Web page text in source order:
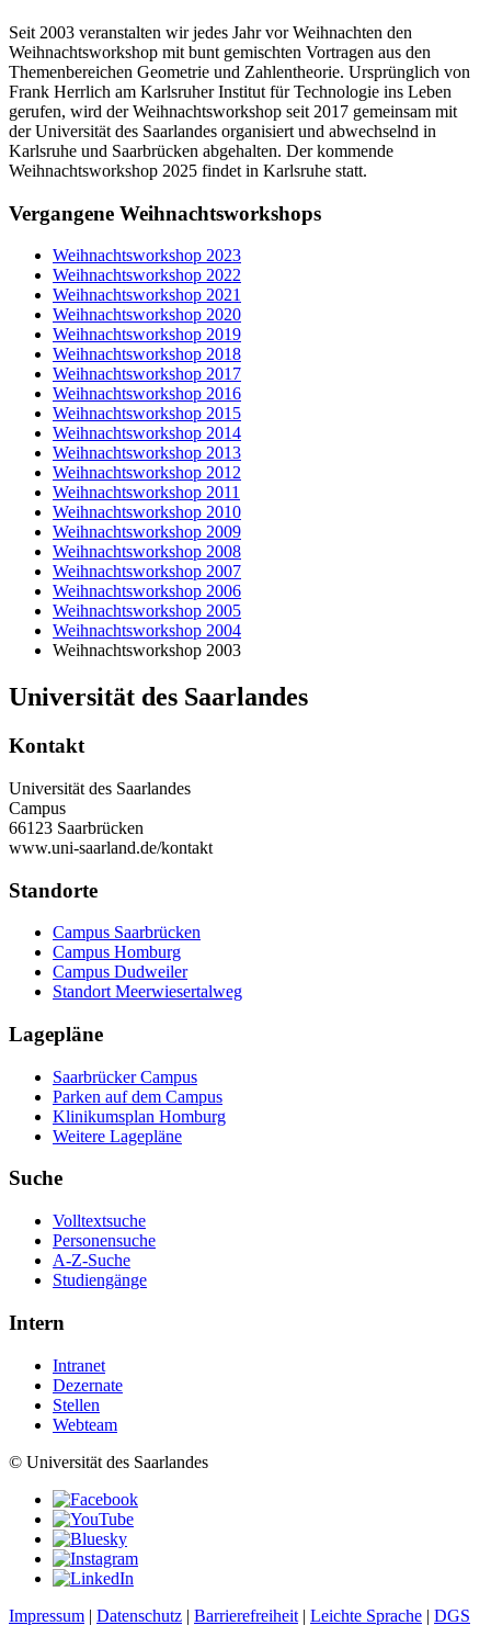
Seit 2003 veranstalten wir jedes Jahr vor Weihnachten den
Weihnachtsworkshop mit bunt gemischten Vortragen aus den
Themenbereichen Geometrie und Zahlentheorie. Ursprünglich von
Frank Herrlich am Karlsruher Institut für Technologie ins Leben
gerufen, wird der Weihnachtsworkshop seit 2017 gemeinsam mit
der Universität des Saarlandes organisiert und abwechselnd in
Karlsruhe und Saarbrücken abgehalten. Der kommende
Weihnachtsworkshop 2025 findet in Karlsruhe statt.
Vergangene Weihnachtsworkshops
Weihnachtsworkshop 2023
Weihnachtsworkshop 2022
Weihnachtsworkshop 2021
Weihnachtsworkshop 2020
Weihnachtsworkshop 2019
Weihnachtsworkshop 2018
Weihnachtsworkshop 2017
Weihnachtsworkshop 2016
Weihnachtsworkshop 2015
Weihnachtsworkshop 2014
Weihnachtsworkshop 2013
Weihnachtsworkshop 2012
Weihnachtsworkshop 2011
Weihnachtsworkshop 2010
Weihnachtsworkshop 2009
Weihnachtsworkshop 2008
Weihnachtsworkshop 2007
Weihnachtsworkshop 2006
Weihnachtsworkshop 2005
Weihnachtsworkshop 2004
Weihnachtsworkshop 2003
Universität des Saarlandes
Kontakt
Universität des Saarlandes
Campus
66123 Saarbrücken
www.uni-saarland.de/kontakt
Standorte
Campus Saarbrücken
Campus Homburg
Campus Dudweiler
Standort Meerwiesertalweg
Lagepläne
Saarbrücker Campus
Parken auf dem Campus
Klinikumsplan Homburg
Weitere Lagepläne
Suche
Volltextsuche
Personensuche
A-Z-Suche
Studiengänge
Intern
Intranet
Dezernate
Stellen
Webteam
© Universität des Saarlandes
Impressum | Datenschutz | Barrierefreiheit | Leichte Sprache | DGS